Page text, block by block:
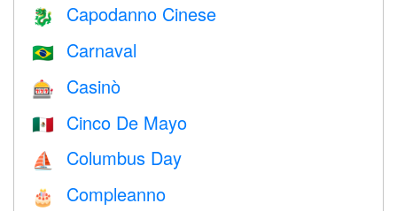
🐉 Capodanno Cinese
🇧🇷 Carnaval
🎰 Casinò
🇲🇽 Cinco De Mayo
⛵️ Columbus Day
🎂 Compleanno